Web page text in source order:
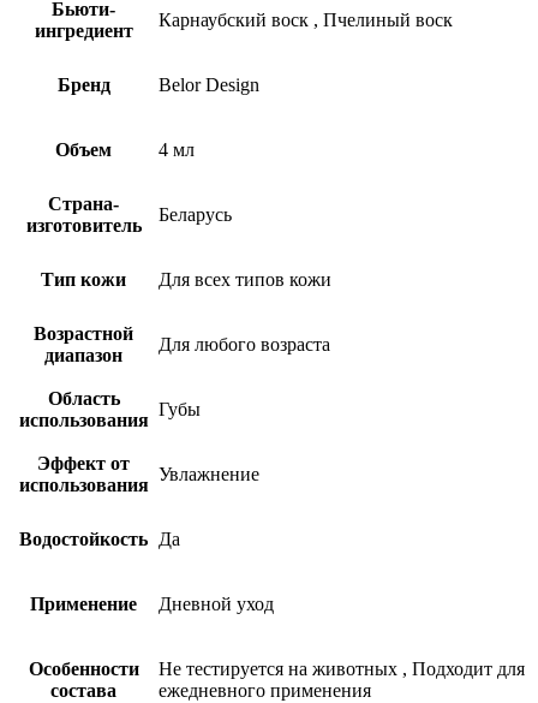
Бьюти-
ингредиент
Карнаубский воск , Пчелиный воск
Бренд Belor Design
Объем 4 мл
Страна-
изготовитель
Беларусь
Тип кожи Для всех типов кожи
Возрастной
диапазон
Для любого возраста
Область
использования
Губы
Эффект от
использования
Увлажнение
Водостойкость Да
Применение Дневной уход
Особенности
состава
Не тестируется на животных , Подходит для
ежедневного применения